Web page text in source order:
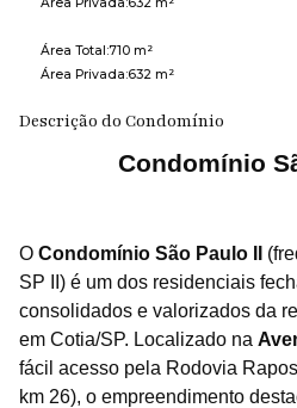
Área Total:710 m²
Área Privada:632 m²
Descrição do Condomínio
Condomínio
O Condomínio São Paulo II
SP II) é um dos residenciais
consolidados e valorizados da
em Cotia/SP. Localizado na
fácil acesso pela Rodovia
km 26), o empreendimento